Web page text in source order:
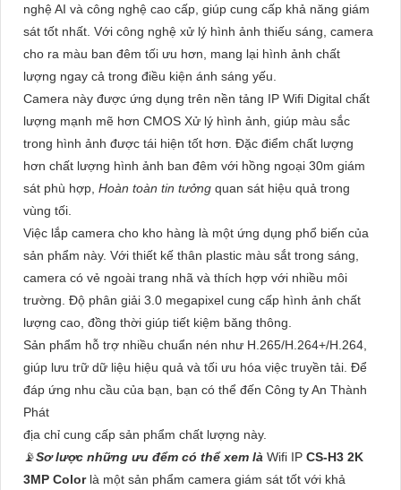
nghệ AI và công nghệ cao cấp, giúp cung cấp khả năng giám
sát tốt nhất. Với công nghệ xử lý hình ảnh thiếu sáng, camera
cho ra màu ban đêm tối ưu hơn, mang lại hình ảnh chất
lượng ngay cả trong điều kiện ánh sáng yếu.
Camera này được ứng dụng trên nền tảng IP Wifi Digital chất
lượng mạnh mẽ hơn CMOS Xử lý hình ảnh, giúp màu sắc
trong hình ảnh được tái hiện tốt hơn. Đặc điểm chất lượng
hơn chất lượng hình ảnh ban đêm với hồng ngoại 30m giám
sát phù hợp, Hoàn toàn tin tưởng quan sát hiệu quả trong
vùng tối.
Việc lắp camera cho kho hàng là một ứng dụng phổ biến của
sản phẩm này. Với thiết kế thân plastic màu sắt trong sáng,
camera có vẻ ngoài trang nhã và thích hợp với nhiều môi
trường. Độ phân giải 3.0 megapixel cung cấp hình ảnh chất
lượng cao, đồng thời giúp tiết kiệm băng thông.
Sản phẩm hỗ trợ nhiều chuẩn nén như H.265/H.264+/H.264,
giúp lưu trữ dữ liệu hiệu quả và tối ưu hóa việc truyền tải. Để
đáp ứng nhu cầu của bạn, bạn có thể đến Công ty An Thành
Phát
địa chỉ cung cấp sản phẩm chất lượng này.
📡Sơ lược những ưu đểm có thể xem là Wifi IP CS-H3 2K
3MP Color là một sản phẩm camera giám sát tốt với khả